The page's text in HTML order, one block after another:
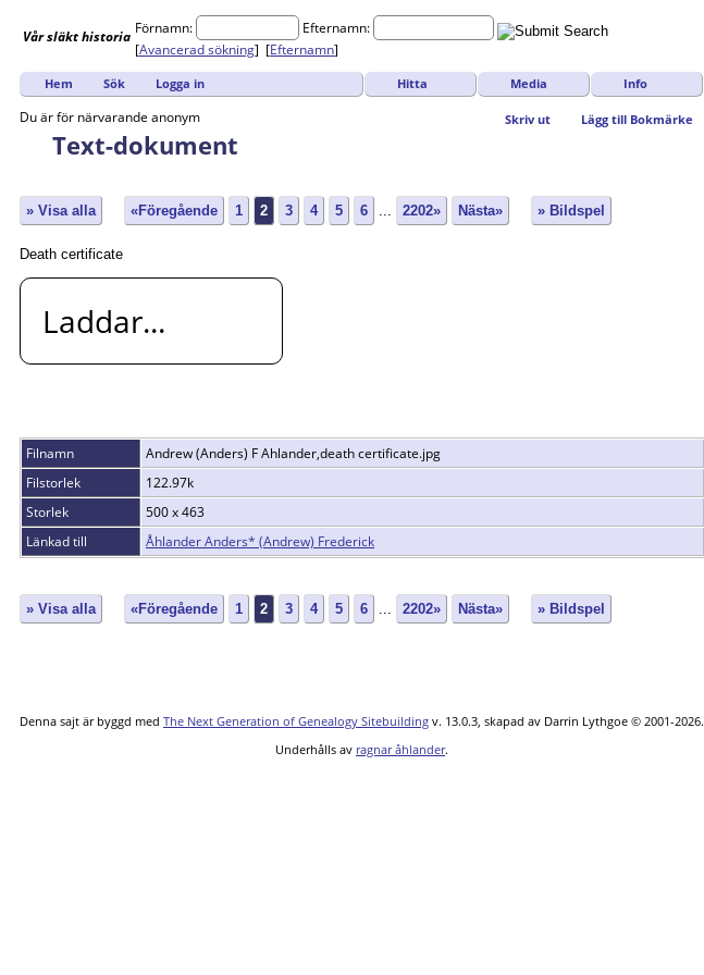
Vårsläkthistoria Förnamn:
Efternamn:
[Avancerad sökning] [Efternamn]
Hem Sök Logga in Hitta Media Info
Skriv ut Lägg till Bokmärke
Du är för närvarande anonym
Text-dokument
» Visa alla «Föregående 1 2 3 4 5 6 ... 2202» Nästa» » Bildspel
Death certificate
Laddar...
Filnamn
Andrew (Anders) F Ahlander,death certificate.jpg
Filstorlek
122.97k
Storlek
500 x 463
Länkad till
Åhlander Anders* (Andrew) Frederick
» Visa alla «Föregående 1 2 3 4 5 6 2202» Nästa» » Bildspel
Denna sajt är byggd med The Next Generation of Genealogy Sitebuilding v. 13.0.3, skapad av Darrin Lythgoe © 2001-2026.
Underhålls av ragnar åhlander.